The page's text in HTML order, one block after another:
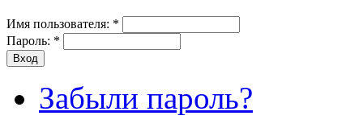
Имя пользователя: *
Пароль: *
Забыли пароль?